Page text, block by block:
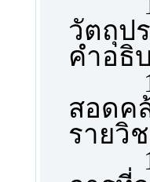
วัตถุป
คำอธิ
สอดค
รายวิ